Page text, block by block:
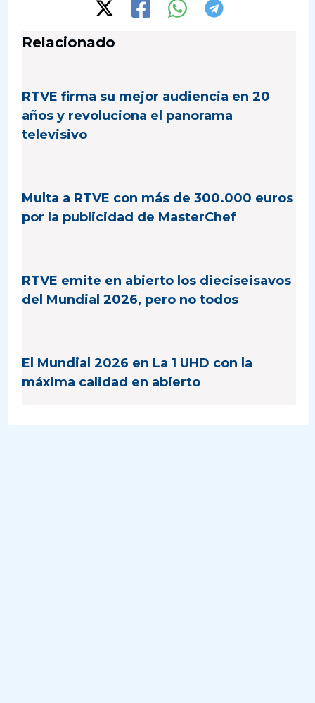
Relacionado
RTVE firma su mejor audiencia en 20
años y revoluciona el panorama
televisivo
Multa a RTVE con más de 300.000 euros
por la publicidad de MasterChef
RTVE emite en abierto los dieciseisavos
del Mundial 2026, pero no todos
El Mundial 2026 en La 1 UHD con la
máxima calidad en abierto